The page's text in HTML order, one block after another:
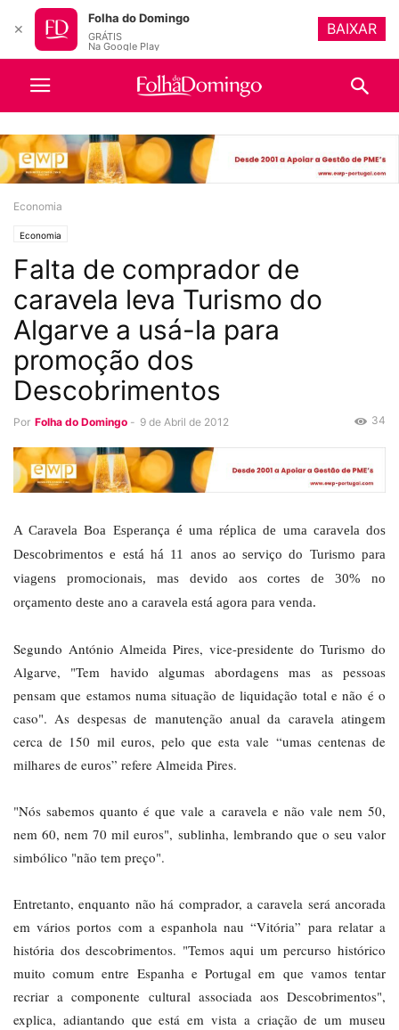
Economia
Economia
Falta de comprador de
caravela leva Turismo do
Algarve a usá-la para
promoção dos
Descobrimentos
Por Folha do Domingo - 9 de Abril de 2012 34
A Caravela Boa Esperança é uma réplica de uma caravela dos
Descobrimentos e está há 11 anos ao serviço do Turismo para
viagens promocionais, mas devido aos cortes de 30% no
orçamento deste ano a caravela está agora para venda.
Segundo António Almeida Pires, vice-presidente do Turismo do
Algarve, "Tem havido algumas abordagens mas as pessoas
pensam que estamos numa situação de liquidação total e não é o
caso". As despesas de manutenção anual da caravela atingem
cerca de 150 mil euros, pelo que esta vale “umas centenas de
milhares de euros” refere Almeida Pires.
"Nós sabemos quanto é que vale a caravela e não vale nem 50,
nem 60, nem 70 mil euros", sublinha, lembrando que o seu valor
simbólico "não tem preço".
Entretanto, enquanto não há comprador, a caravela será ancorada
em vários portos com a espanhola nau “Vitória” para relatar a
história dos descobrimentos. "Temos aqui um percurso histórico
muito comum entre Espanha e Portugal em que vamos tentar
recriar a componente cultural associada aos Descobrimentos",
explica, adiantando que está em vista a criação de um museu
✕
Folha do Domingo
GRÁTIS
Na Google Play
BAIXAR